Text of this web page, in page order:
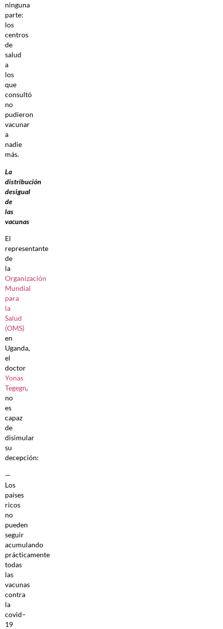
ninguna
parte:
los
centros
de
salud
a
los
que
consultó
no
pudieron
vacunar
a
nadie
más.
La
distribución
desigual
de
las
vacunas
El
representante
de
la
Organización
Mundial
para
la
Salud
(OMS)
en
Uganda,
el
doctor
Yonas
Tegegn,
no
es
capaz
de
disimular
su
decepción:
—
Los
países
ricos
no
pueden
seguir
acumulando
prácticamente
todas
las
vacunas
contra
la
covid–
19